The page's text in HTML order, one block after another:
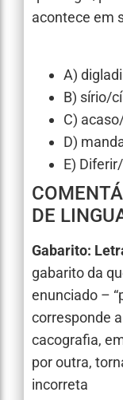
acontece em
A)
B) sírio/
C)
D)
E)
DE
Gabarito:
gabarito da
enunciado –
corresponde
cacografia,
por outra,
incorreta